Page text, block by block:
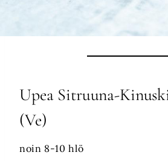
Upea Sitruuna-
(Ve)
noin 8-10 hlö